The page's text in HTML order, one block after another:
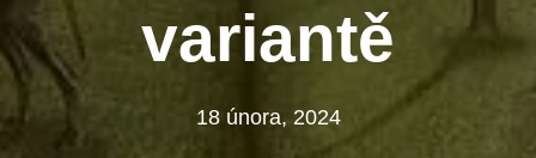
variantě
18 února, 2024